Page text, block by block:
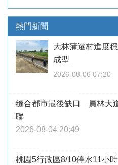
熱門新聞
大林蒲遷村進度
成型
2026-08-06 07:20
縫合都市最後缺口 員林大
聯
2026-08-04 20:49
桃園5行政區8/10停水11小